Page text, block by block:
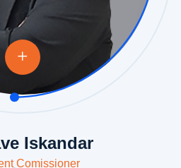
Iskandar
Comissioner